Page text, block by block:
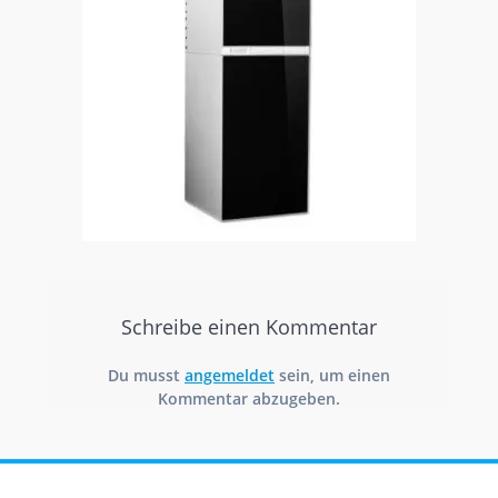
Schreibe einen Kommentar
Du musst angemeldet sein, um einen
Kommentar abzugeben.